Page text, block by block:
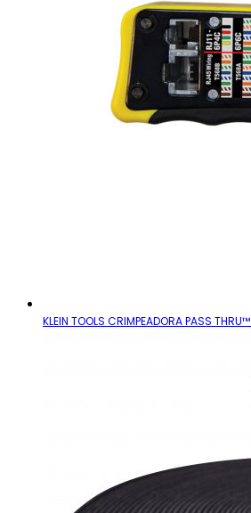
KLEIN TOOLS CRIMPEADORA PASS THRU™